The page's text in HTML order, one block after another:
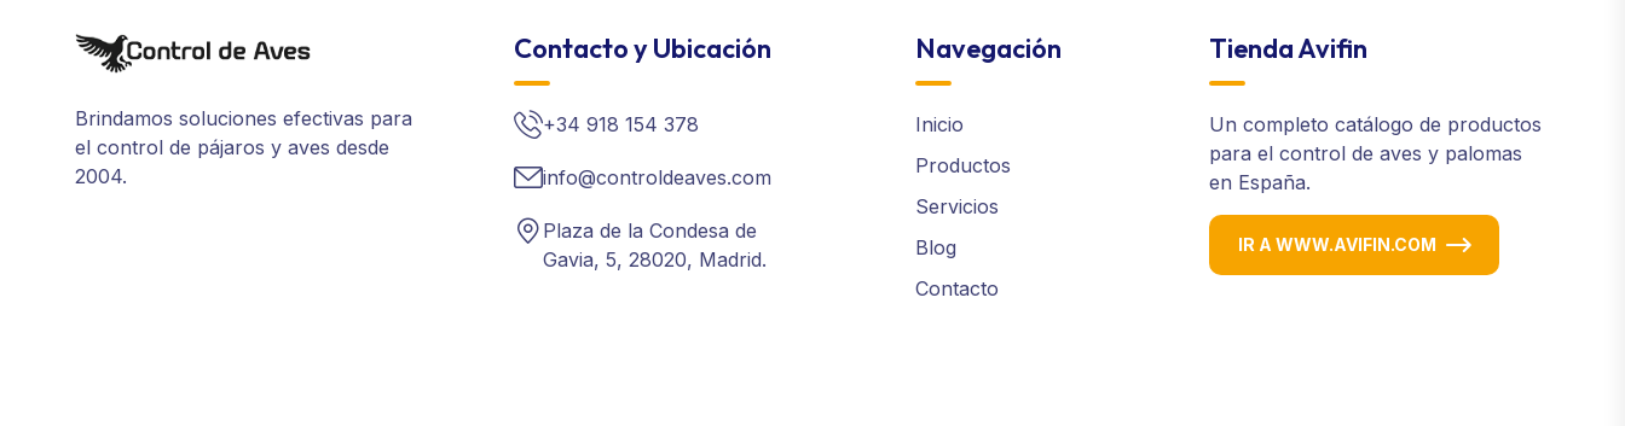
Brindamos soluciones efectivas para
el control de pájaros y aves desde
2004.
Contacto y Ubicación
+34 918 154 378
info@controldeaves.com
Plaza de la Condesa de
Gavia, 5, 28020, Madrid.
Navegación
Inicio
Productos
Servicios
Blog
Contacto
Tienda Avifin
Un completo catálogo de productos
para el control de aves y palomas
en España.
IR A WWW.AVIFIN.COM